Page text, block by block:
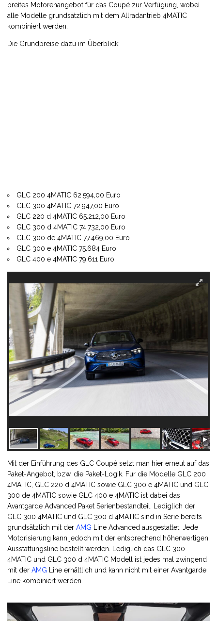
breites Motorenangebot für das Coupé zur Verfügung, wobei
alle Modelle grundsätzlich mit dem Allradantrieb 4MATIC
kombiniert werden.
Die Grundpreise dazu im Überblick:
GLC 200 4MATIC 62.594,00 Euro
GLC 300 4MATIC 72.947,00 Euro
GLC 220 d 4MATIC 65.212,00 Euro
GLC 300 d 4MATIC 74.732,00 Euro
GLC 300 de 4MATIC 77.469,00 Euro
GLC 300 e 4MATIC 75.684 Euro
GLC 400 e 4MATIC 79.611 Euro
Mit der Einführung des GLC Coupé setzt man hier erneut auf das
Paket-Angebot, bzw. die Paket-Logik. Für die Modelle GLC 200
4MATIC, GLC 220 d 4MATIC sowie GLC 300 e 4MATIC und GLC
300 de 4MATIC sowie GLC 400 e 4MATIC ist dabei das
Avantgarde Advanced Paket Serienbestandteil. Lediglich der
GLC 300 4MATIC und GLC 300 d 4MATIC sind in Serie bereits
grundsätzlich mit der AMG Line Advanced ausgestattet. Jede
Motorisierung kann jedoch mit der entsprechend höherwertigen
Ausstattungsline bestellt werden. Lediglich das GLC 300
4MATIC und GLC 300 d 4MATIC Modell ist jedes mal zwingend
mit der AMG Line erhältlich und kann nicht mit einer Avantgarde
Line kombiniert werden.